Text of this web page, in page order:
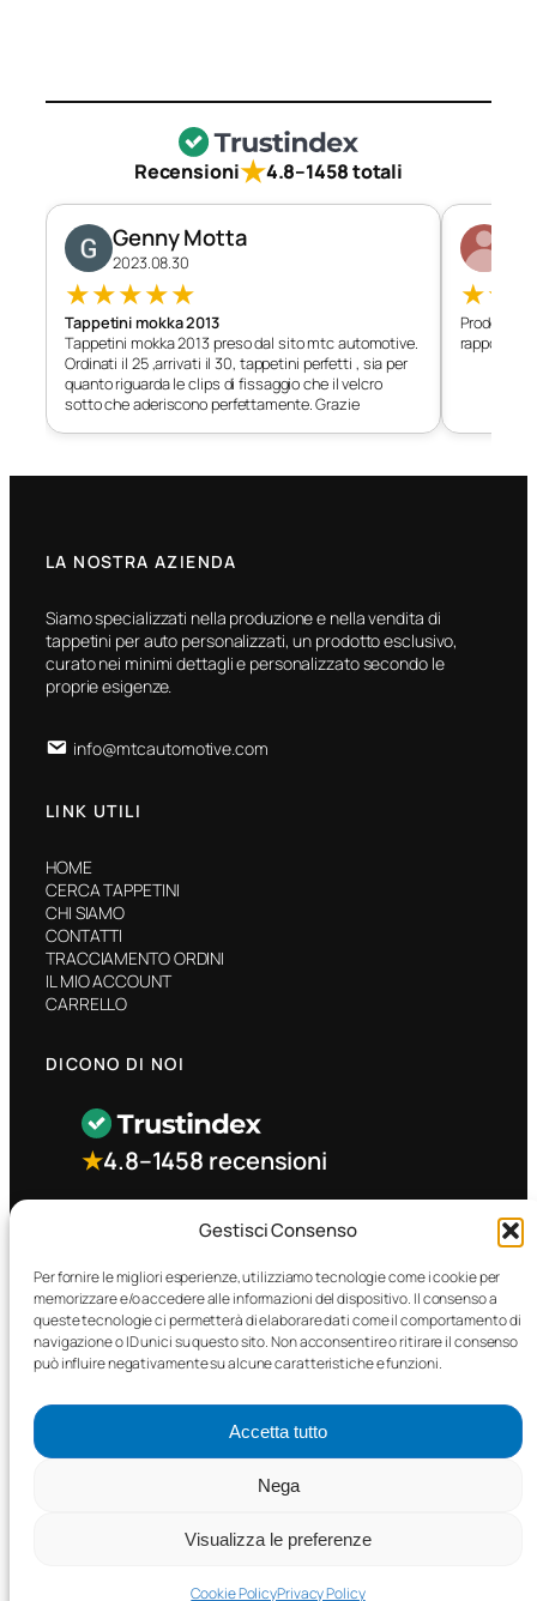
Gestisci Consenso
Per fornire le migliori esperienze, utilizziamo tecnologie come i cookie per
memorizzare e/o accedere alle informazioni del dispositivo. Il consenso a
queste tecnologie ci permetterà di elaborare dati come il comportamento di
navigazione o ID unici su questo sito. Non acconsentire o ritirare il consenso
può influire negativamente su alcune caratteristiche e funzioni.
Accetta tutto
Nega
Visualizza le preferenze
Cookie PolicyPrivacy Policy
Recensioni★4.8–1458 totali
Genny Motta
2023.08.30
★★★★★
Tappetini mokka 2013
Tappetini mokka 2013 preso dal sito mtc automotive.
Ordinati il 25 ,arrivati il 30, tappetini perfetti , sia per
quanto riguarda le clips di fissaggio che il velcro
sotto che aderiscono perfettamente. Grazie
★★
Prodotto
rapporto
LA NOSTRA AZIENDA
Siamo specializzati nella produzione e nella vendita di
tappetini per auto personalizzati, un prodotto esclusivo,
curato nei minimi dettagli e personalizzato secondo le
proprie esigenze.
info@mtcautomotive.com
LINK UTILI
HOME
CERCA TAPPETINI
CHI SIAMO
CONTATTI
TRACCIAMENTO ORDINI
IL MIO ACCOUNT
CARRELLO
DICONO DI NOI
★4.8–1458 recensioni
CONTATTO RAPIDO
Facebook
©2025 MTC Automotive s.r.l. . Tutti i diritti riservati. – P.I.